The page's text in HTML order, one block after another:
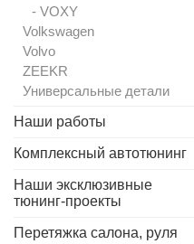
- VOXY
Volkswagen
Volvo
ZEEKR
Универсальные детали
Наши работы
Комплексный автотюнинг
Наши эксклюзивные
тюнинг-проекты
Перетяжка салона, руля